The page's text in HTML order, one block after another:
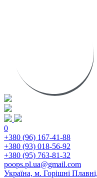
0
+380 (96) 167-41-88
+380 (93) 018-56-92
+380 (95) 763-81-32
poops.pl.ua@gmail.com
Україна, м. Горішні Плавні,